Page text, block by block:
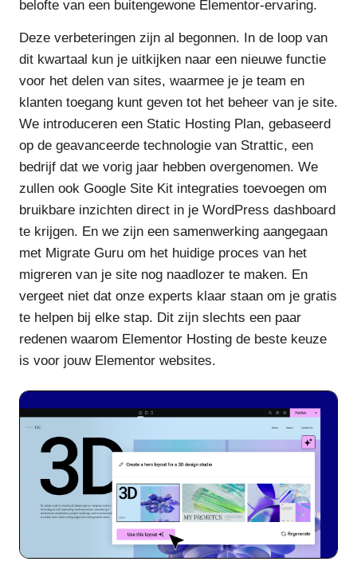
belofte van een buitengewone Elementor-ervaring.
Deze verbeteringen zijn al begonnen. In de loop van
dit kwartaal kun je uitkijken naar een nieuwe functie
voor het delen van sites, waarmee je je team en
klanten toegang kunt geven tot het beheer van je site.
We introduceren een Static Hosting Plan, gebaseerd
op de geavanceerde technologie van Strattic, een
bedrijf dat we vorig jaar hebben overgenomen. We
zullen ook Google Site Kit integraties toevoegen om
bruikbare inzichten direct in je WordPress dashboard
te krijgen. En we zijn een samenwerking aangegaan
met Migrate Guru om het huidige proces van het
migreren van je site nog naadlozer te maken. En
vergeet niet dat onze experts klaar staan om je gratis
te helpen bij elke stap. Dit zijn slechts een paar
redenen waarom Elementor Hosting de beste keuze
is voor jouw Elementor websites.